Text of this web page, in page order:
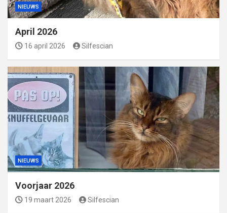
NIEUWS
April 2026
16 april 2026 Silfescian
NIEUWS
Voorjaar 2026
19 maart 2026 Silfescian